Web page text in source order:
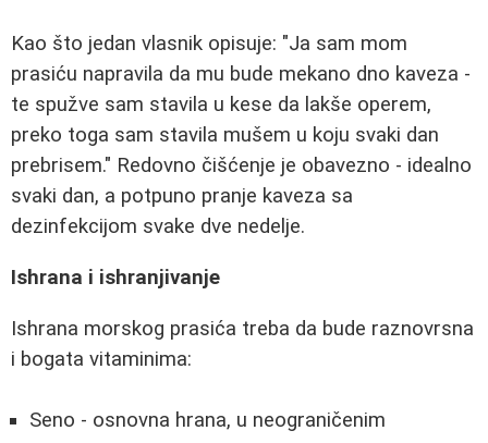
Kao što jedan vlasnik opisuje: "Ja sam mom
prasiću napravila da mu bude mekano dno kaveza -
te spužve sam stavila u kese da lakše operem,
preko toga sam stavila mušem u koju svaki dan
prebrisem." Redovno čišćenje je obavezno - idealno
svaki dan, a potpuno pranje kaveza sa
dezinfekcijom svake dve nedelje.
Ishrana i ishranjivanje
Ishrana morskog prasića treba da bude raznovrsna
i bogata vitaminima:
Seno - osnovna hrana, u neograničenim